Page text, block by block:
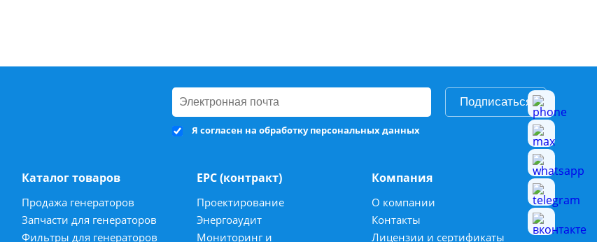
Подписаться
Я согласен на обработку персональных данных
Каталог товаров
Продажа генераторов
Запчасти для генераторов
Фильтры для генераторов
ЕРС (контракт)
Проектирование
Энергоаудит
Мониторинг и
Компания
О компании
Контакты
Лицензии и сертификаты